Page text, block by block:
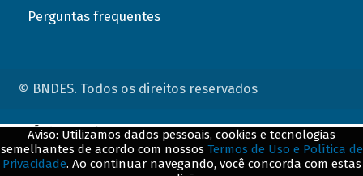
Perguntas frequentes
© BNDES. Todos os direitos reservados
Aviso: Utilizamos dados pessoais, cookies e tecnologias
semelhantes de acordo com nossos Termos de Uso e Política de
Privacidade. Ao continuar navegando, você concorda com estas
ConteÃºdo complementar
${title}${badge}